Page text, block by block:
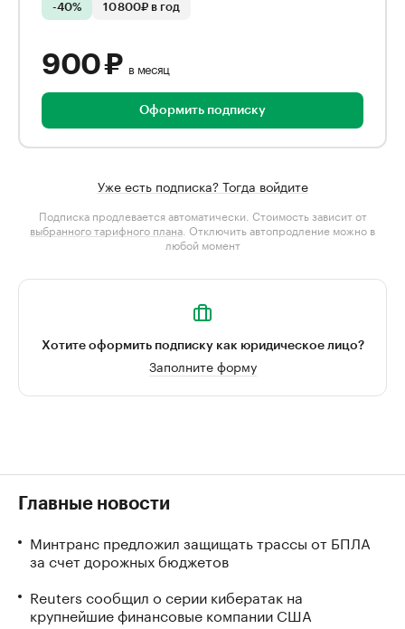
-40% 10 800₽ в год
900 ₽ в месяц
Оформить подписку
Уже есть подписка? Тогда войдите
Подписка продлевается автоматически. Стоимость зависит от
выбранного тарифного плана . Отключить автопродление можно в
любой момент
Хотите оформить подписку как юридическое лицо?
Заполните форму
Главные новости
Минтранс предложил защищать трассы от БПЛА
за счет дорожных бюджетов
Reuters сообщил о серии кибератак на
крупнейшие финансовые компании США